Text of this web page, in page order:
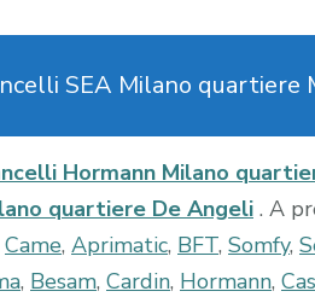
SEA Milano quartiere
Hormann Milano
quartiere De Angeli . A
Came, Aprimatic, BFT, Somfy,
, Besam, Cardin, Hormann,